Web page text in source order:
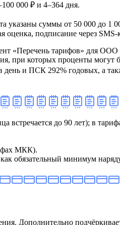
000 ₽ и 4–364 дня.
указаны суммы от 50 000 до
подписание через
«Перечень тарифов» для
при которых проценты
и ПСК 292% годовых, а
встречается до 90 лет); в
МКК).
обязательный минимум
Дополнительно